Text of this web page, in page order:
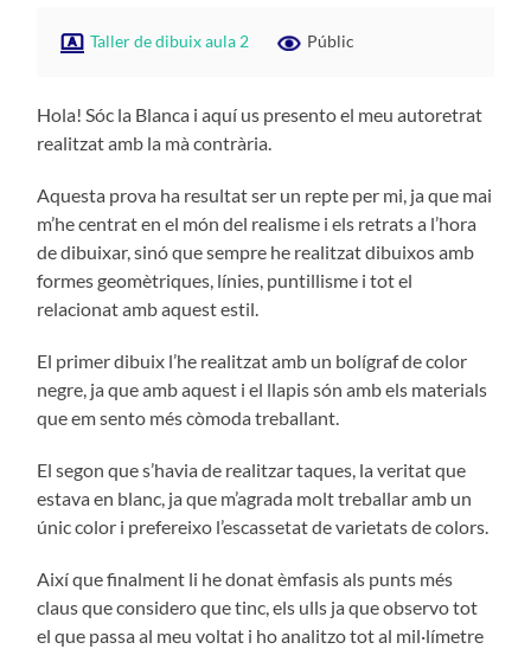
Taller de dibuix aula 2 Públic
Hola! Sóc la Blanca i aquí us presento el meu autoretrat
realitzat amb la mà contrària.
Aquesta prova ha resultat ser un repte per mi, ja que mai
m’he centrat en el món del realisme i els retrats a l’hora
de dibuixar, sinó que sempre he realitzat dibuixos amb
formes geomètriques, línies, puntillisme i tot el
relacionat amb aquest estil.
El primer dibuix l’he realitzat amb un bolígraf de color
negre, ja que amb aquest i el llapis són amb els materials
que em sento més còmoda treballant.
El segon que s’havia de realitzar taques, la veritat que
estava en blanc, ja que m’agrada molt treballar amb un
únic color i prefereixo l’escassetat de varietats de colors.
Així que finalment li he donat èmfasis als punts més
claus que considero que tinc, els ulls ja que observo tot
el que passa al meu voltat i ho analitzo tot al mil·límetre